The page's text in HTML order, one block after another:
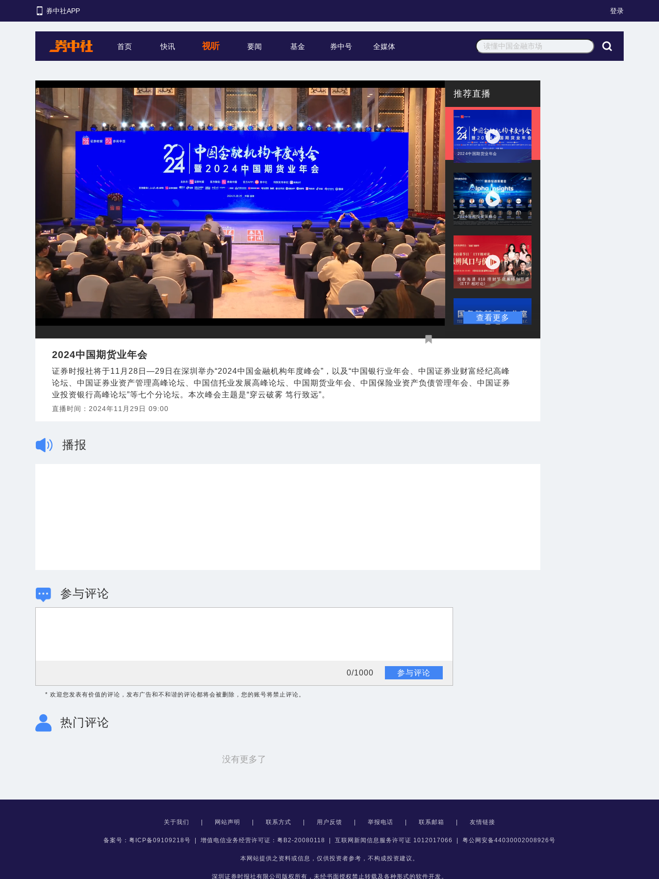
券中社APP 登录
首页 快讯 视听 要闻 基金 券中号 全媒体
推荐直播
2024中国期货业年会
2026景顺投资策略会
国泰海通 818 理财节启幕特别节目
《ETF 相对论》
查看更多
2024中国期货业年会
证券时报社将于11月28日—29日在深圳举办“2024中国金融机构年度峰会”，以及“中国银行业年会、中国证券业财富经纪高峰
论坛、中国证券业资产管理高峰论坛、中国信托业发展高峰论坛、中国期货业年会、中国保险业资产负债管理年会、中国证券
业投资银行高峰论坛”等七个分论坛。本次峰会主题是“穿云破雾 笃行致远”。
直播时间： 2024年11月29日 09:00
播报
参与评论
0/1000 参与评论
* 欢迎您发表有价值的评论，发布广告和不和谐的评论都将会被删除，您的账号将禁止评论。
热门评论
没有更多了
关于我们 网站声明 联系方式 用户反馈 举报电话 联系邮箱 友情链接
备案号：粤ICP备09109218号 增值电信业务经营许可证：粤B2-20080118 互联网新闻信息服务许可证 1012017066 粤公网安备44030002008926号
本网站提供之资料或信息，仅供投资者参考，不构成投资建议。
深圳证券时报社有限公司版权所有，未经书面授权禁止转载及各种形式的软件开发。